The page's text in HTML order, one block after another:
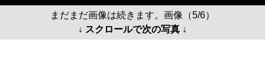
まだまだ画像は続きます。画像（5/6）
↓ スクロールで次の写真 ↓